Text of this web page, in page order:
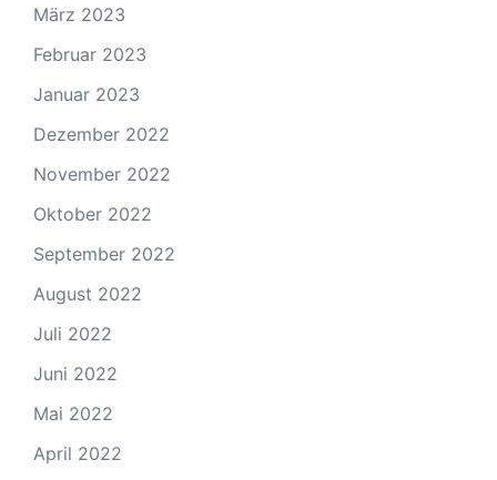
März 2023
Februar 2023
Januar 2023
Dezember 2022
November 2022
Oktober 2022
September 2022
August 2022
Juli 2022
Juni 2022
Mai 2022
April 2022